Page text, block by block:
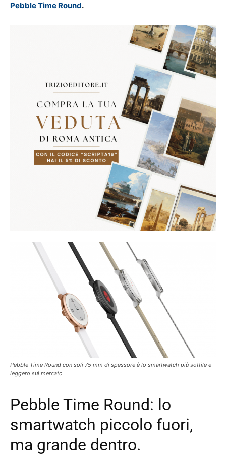
Pebble Time Round.
Pebble Time Round con soli 75 mm di spessore è lo smartwatch più sottile e
leggero sul mercato
Pebble Time Round: lo
smartwatch piccolo fuori,
ma grande dentro.